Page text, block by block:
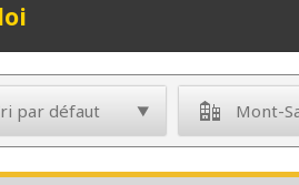
par défaut Mont-